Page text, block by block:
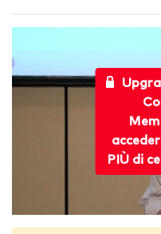
PIÙ di